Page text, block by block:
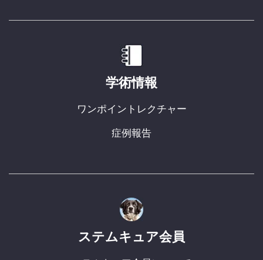
学術情報
ワンポイントレクチャー
症例報告
ステムキュア会員